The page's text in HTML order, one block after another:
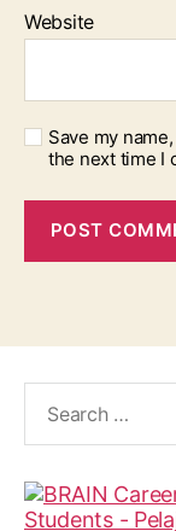
Website
Save my
the next time I